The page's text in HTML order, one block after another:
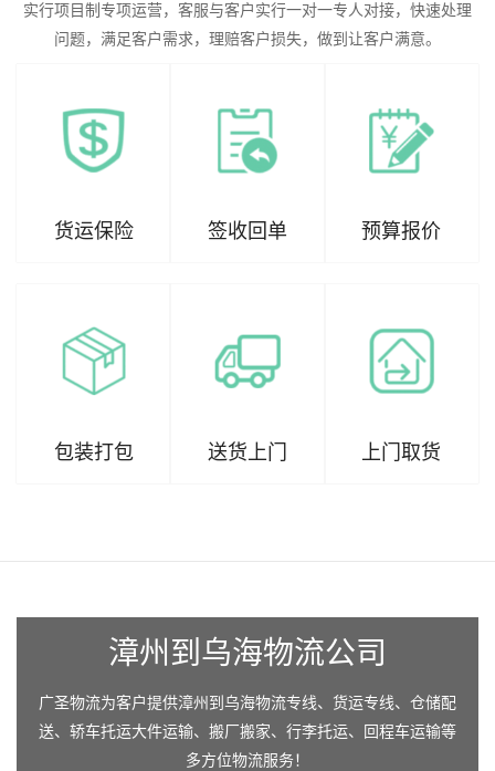
实行项目制专项运营，客服与客户实行一对一专人对接，快速处理
问题，满足客户需求，理赔客户损失，做到让客户满意。
货运保险 签收回单 预算报价
包装打包 送货上门 上门取货
漳州到乌海物流公司
广圣物流为客户提供漳州到乌海物流专线、货运专线、仓储配
送、轿车托运大件运输、搬厂搬家、行李托运、回程车运输等
多方位物流服务！